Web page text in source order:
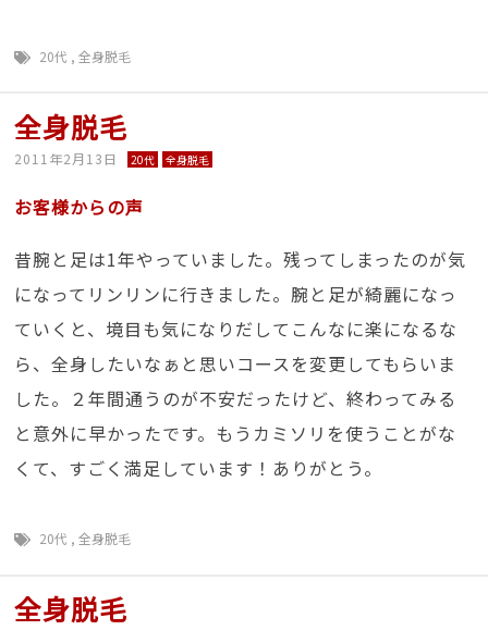
20代 ,全身脱毛
全身脱毛
2011年2月13日 20代 全身脱毛
お客様からの声
昔腕と足は1年やっていました。残ってしまったのが気
になってリンリンに行きました。腕と足が綺麗になっ
ていくと、境目も気になりだしてこんなに楽になるな
ら、全身したいなぁと思いコースを変更してもらいま
した。２年間通うのが不安だったけど、終わってみる
と意外に早かったです。もうカミソリを使うことがな
くて、すごく満足しています！ありがとう。
20代 ,全身脱毛
全身脱毛